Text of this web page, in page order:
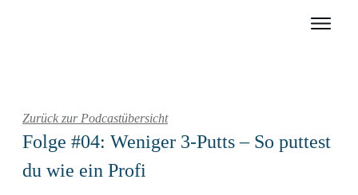
Zurück zur Podcastübersicht
Folge #04: Weniger 3-Putts – So puttest
du wie ein Profi